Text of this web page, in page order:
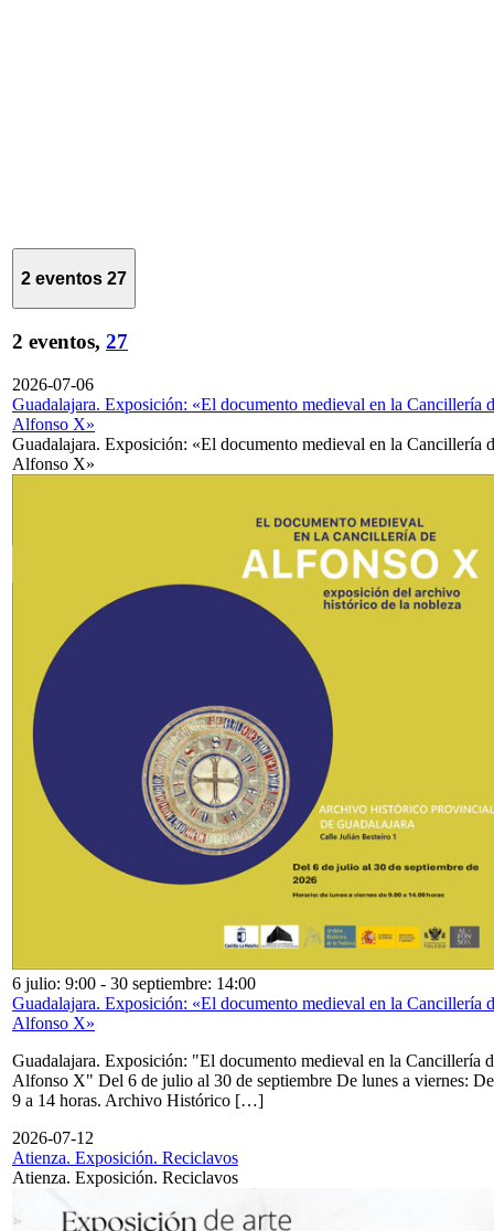
2 eventos 27
2 eventos, 27
2026-07-06
Guadalajara. Exposición: «El documento medieval en la Cancillería
Alfonso X»
Guadalajara. Exposición: «El documento medieval en la Cancillería
Alfonso X»
6 julio: 9:00 - 30 septiembre: 14:00
Guadalajara. Exposición: «El documento medieval en la Cancillería
Alfonso X»
Guadalajara. Exposición: "El documento medieval en la Cancillería
Alfonso X" Del 6 de julio al 30 de septiembre De lunes a viernes: De
9 a 14 horas. Archivo Histórico […]
2026-07-12
Atienza. Exposición. Reciclavos
Atienza. Exposición. Reciclavos